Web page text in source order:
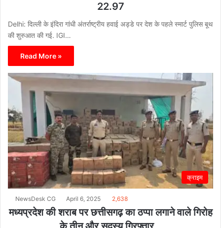
22.97
Delhi: दिल्ली के इंदिरा गांधी अंतर्राष्ट्रीय हवाई अड्डे पर देश के पहले स्मार्ट पुलिस बूथ
की शुरुआत की गई. IGI…
Read More »
क्राइम
NewsDesk CG April 6, 2025 2,638
मध्यप्रदेश की शराब पर छत्तीसगढ़ का ठप्पा लगाने वाले गिरोह